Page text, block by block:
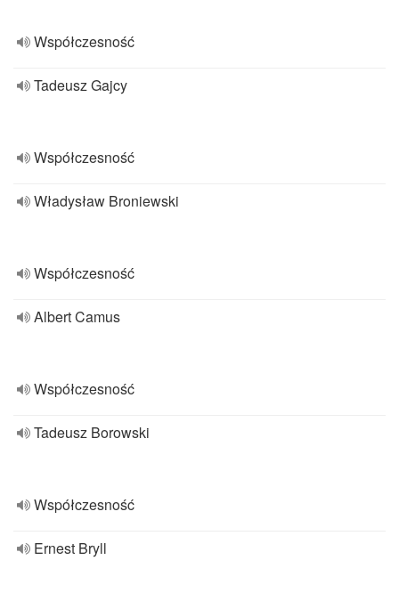
Współczesność
Tadeusz Gajcy
Współczesność
Władysław Broniewski
Współczesność
Albert Camus
Współczesność
Tadeusz Borowski
Współczesność
Ernest Bryll